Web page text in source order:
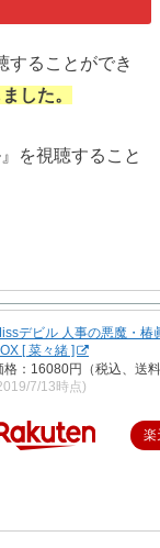
することができ
した。
を視聴すること
デビル 人事の悪魔・椿
[ 菜々緒 ]
格：16080円（税込、送
7/13時点)
楽